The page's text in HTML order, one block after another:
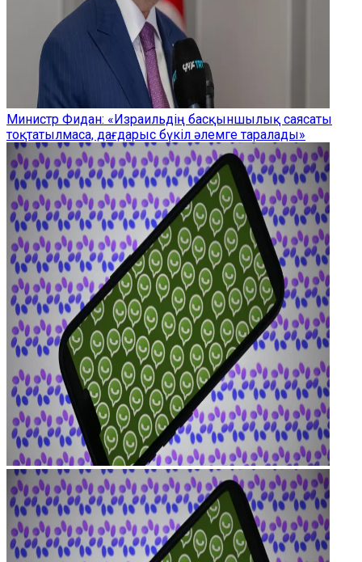
Министр Фидан: «Израильдің басқыншылық саясаты
тоқтатылмаса, дағдарыс бүкіл әлемге таралады»